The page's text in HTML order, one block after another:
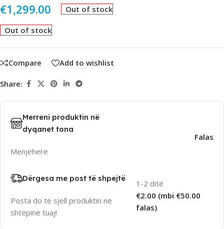
€1,299.00 Out of stock
Out of stock
Compare Add to wishlist
Share:
Merreni produktin në
dyqanet tona
Menjëherë
Falas
Dërgesa me post të shpejtë
Posta do të sjell produktin në
shtëpinë tuaj!
1-2 ditë
€2.00 (mbi €50.00
falas)